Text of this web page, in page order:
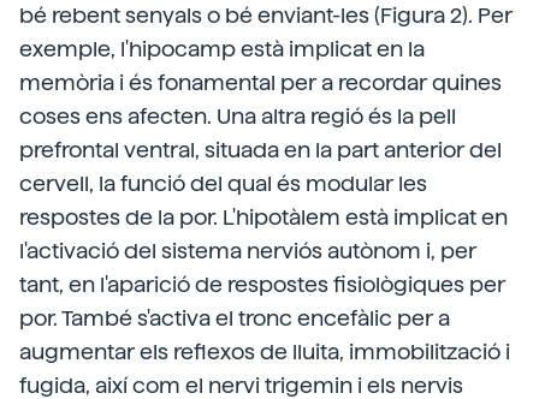
bé rebent senyals o bé enviant-les (Figura 2). Per
exemple, l'hipocamp està implicat en la
memòria i és fonamental per a recordar quines
coses ens afecten. Una altra regió és la pell
prefrontal ventral, situada en la part anterior del
cervell, la funció del qual és modular les
respostes de la por. L'hipotàlem està implicat en
l'activació del sistema nerviós autònom i, per
tant, en l'aparició de respostes fisiològiques per
por. També s'activa el tronc encefàlic per a
augmentar els reflexos de lluita, immobilització i
fugida, així com el nervi trigemin i els nervis